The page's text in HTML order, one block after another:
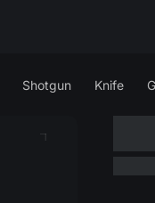
Shotgun Knife